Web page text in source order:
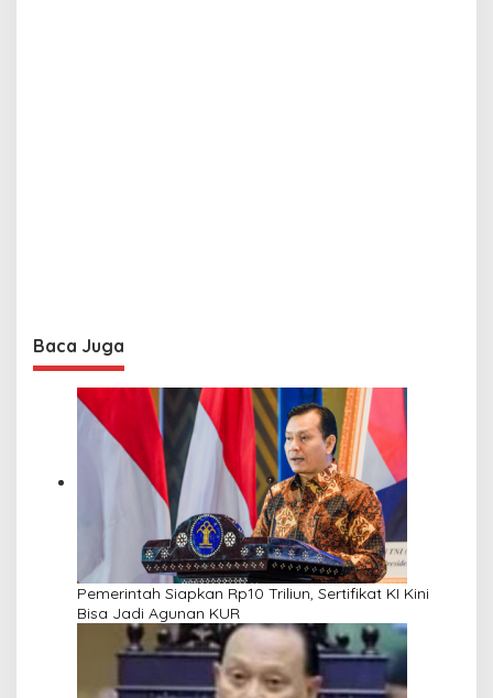
Baca Juga
Pemerintah Siapkan Rp10 Triliun, Sertifikat KI Kini
Bisa Jadi Agunan KUR